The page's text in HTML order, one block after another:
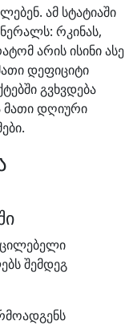
ამ სტატიაში
რკინას,
არის ისინი ასე
დეფიციტი
გვხვდება
მათი დღიური
შემდეგ